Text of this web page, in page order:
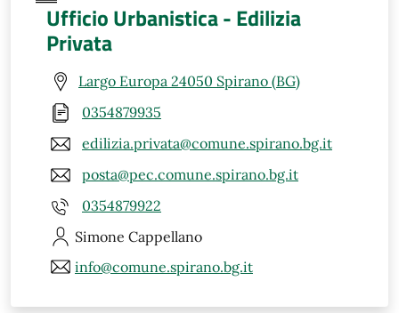
Ufficio Urbanistica - Edilizia
Privata
Largo Europa 24050 Spirano (BG)
0354879935
edilizia.privata@comune.spirano.bg.it
posta@pec.comune.spirano.bg.it
0354879922
Simone Cappellano
info@comune.spirano.bg.it